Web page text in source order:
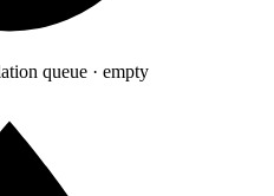
queue · empty